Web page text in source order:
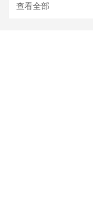
查看全部